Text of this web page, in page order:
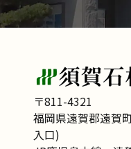
〒811-4321
福岡県遠賀郡遠賀
入口)